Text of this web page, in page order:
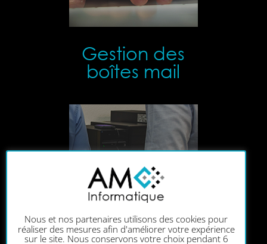
Gestion des
boîtes mail
Nous et nos partenaires utilisons des cookies pour
réaliser des mesures afin d'améliorer votre expérience
sur le site. Nous conservons votre choix pendant 6